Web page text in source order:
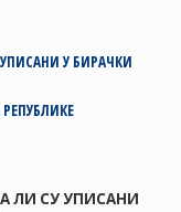
У БИРАЧКИ
ЛИ СУ УПИСАНИ